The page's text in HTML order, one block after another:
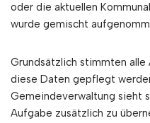
oder die aktuellen
wurde gemischt
Grundsätzlich stimmten alle
diese Daten gepflegt
Gemeindeverwaltung sieht
Aufgabe zusätzlich zu